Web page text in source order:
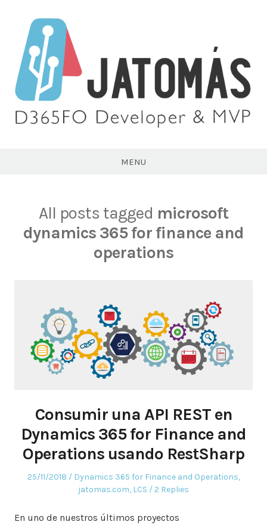
content
MENU
All posts tagged microsoft
dynamics 365 for finance and
operations
Consumir una API REST en
Dynamics 365 for Finance and
Operations usando RestSharp
Posted
25/11/2018
Posted
in
Dynamics 365 for Finance and Operations,
jatomas.com, LCS 2 Replies
En uno de nuestros últimos proyectos